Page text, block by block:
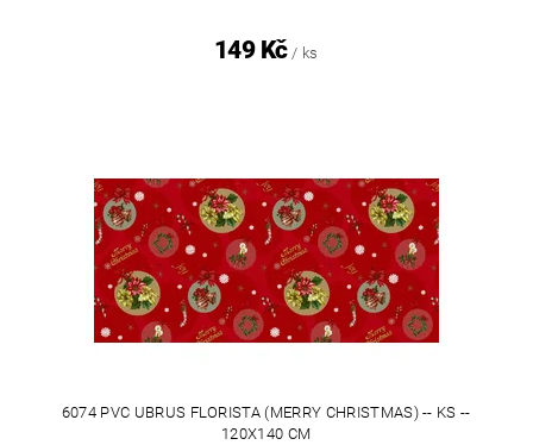
149 Kč / ks
6074 PVC UBRUS FLORISTA (MERRY CHRISTMAS) -- KS --
120X140 CM